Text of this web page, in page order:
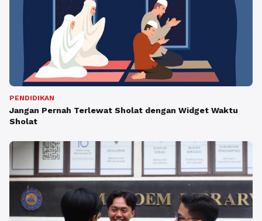
PENDIDIKAN
Jangan Pernah Terlewat Sholat dengan Widget Waktu
Sholat